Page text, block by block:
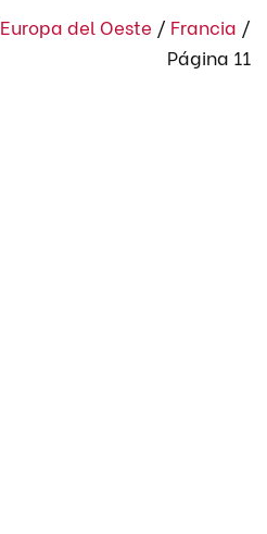
Europa del Oeste / Francia /
Página 11